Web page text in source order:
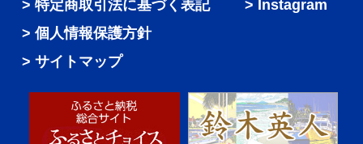
特定商取引法に基づく表記
個人情報保護方針
サイトマップ
Instagram